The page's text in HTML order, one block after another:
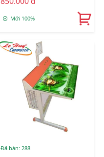
Mới 100%
Đã bán: 288